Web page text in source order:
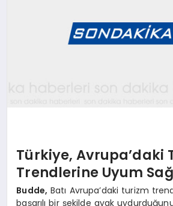
EKONOMI
OTOMOBIL
Türkiye, Avrupa’daki
Trendlerine Uyum
Budde, Batı Avrupa’daki turizm
başarılı bir şekilde ayak